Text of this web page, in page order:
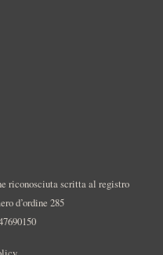
riconosciuta scritta al registro
d’ordine 285